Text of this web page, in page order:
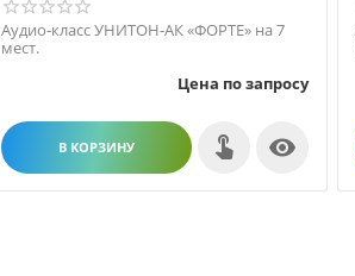
Аудио-класс УНИТОН-АК «ФОРТЕ» на 7
мест.
Цена по запросу
В КОРЗИНУ 